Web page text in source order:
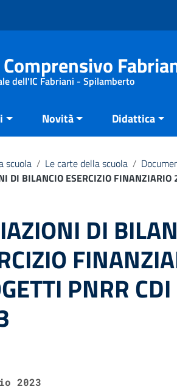
dell'IC Fabriani - Spilamberto
Novità Didattica
scuola / Le carte della scuola /
DI BILANCIO ESERCIZIO
DI
PNRR
2023